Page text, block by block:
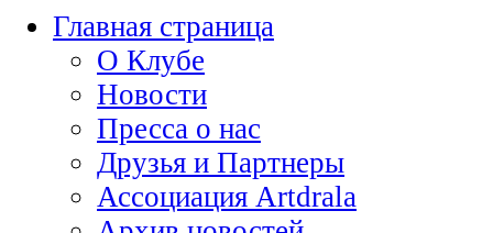
Главная страница
О Клубе
Новости
Пресса о нас
Друзья и Партнеры
Ассоциация Artdrala